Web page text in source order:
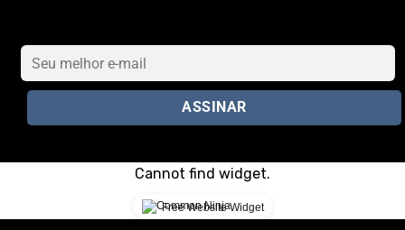
Cannot find widget.
Free Website Widget